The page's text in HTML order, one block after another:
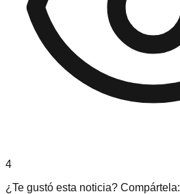
4
¿Te gustó esta noticia? Compártela: